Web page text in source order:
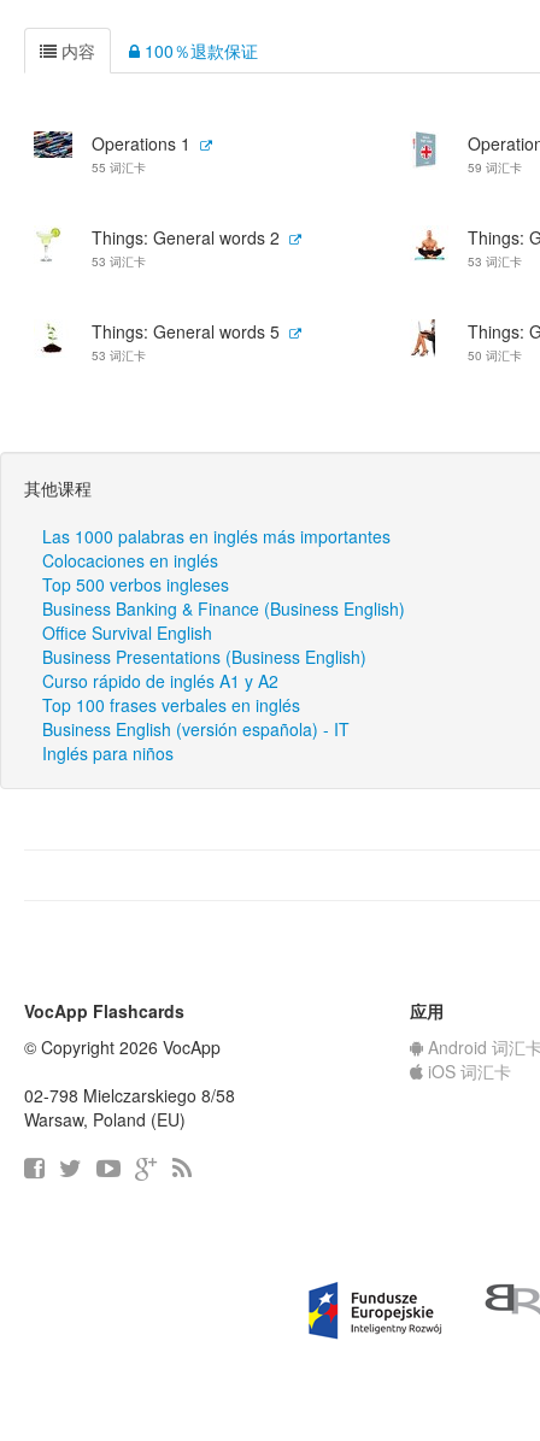
内容 100％退款保证
Operations 1
55 词汇卡 59 词汇卡
Things: General words 2
53 词汇卡
Things:
53 词汇卡
Things: General words 5
53 词汇卡
Things:
50 词汇卡
其他课程
Las 1000 palabras en inglés más importantes
Colocaciones en inglés
Top 500 verbos ingleses
Business Banking & Finance (Business English)
Office Survival English
Business Presentations (Business English)
Curso rápido de inglés A1 y A2
Top 100 frases verbales en inglés
Business English (versión española) - IT
Inglés para niños
VocApp Flashcards
© Copyright 2026 VocApp
02-798 Mielczarskiego 8/58
Warsaw, Poland (EU)
应用
Android 词汇
iOS 词汇卡